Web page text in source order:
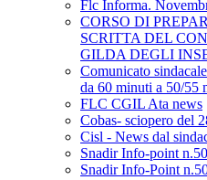
Flc Informa.
CORSO DI
SCRITTA DEL
GILDA DEGLI
Comunicato
da 60 minuti a 50/55
FLC CGIL Ata news
Cobas- sciopero del
Cisl - News dal
Snadir Info-point
Snadir Info-Point